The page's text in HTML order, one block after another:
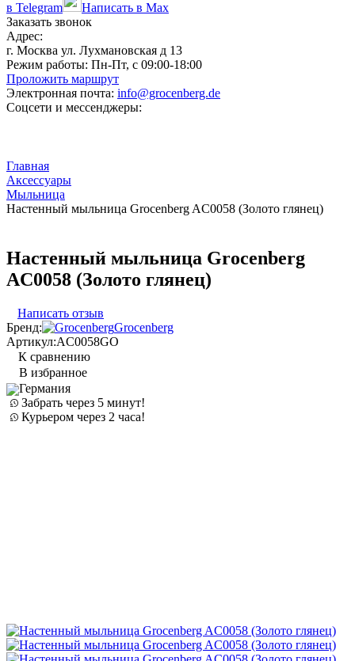
в Telegram
Написать в Max
Заказать звонок
Адрес:
г. Москва ул. Лухмановская д 13
Режим работы: Пн-Пт, с 09:00-18:00
Проложить маршрут
Электронная почта: info@grocenberg.de
Соцсети и мессенджеры:
Главная
Аксессуары
Мыльница
Настенный мыльница Grocenberg AC0058 (Золото глянец)
Настенный мыльница Grocenberg
AC0058 (Золото глянец)
Написать отзыв
Бренд:
Grocenberg
Артикул:AC0058GO
К сравнению
В избранное
Германия
Забрать через 5 минут!
Курьером через 2 часа!